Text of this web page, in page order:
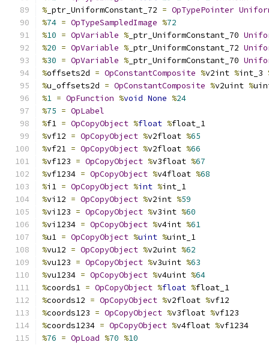
% _ptr_UniformConstant_72 = OpTypePointer
%74 = OpTypeSampledImage %72
%10 = OpVariable % _ptr_UniformConstant_70
%20 = OpVariable % _ptr_UniformConstant_72
%30 = OpVariable % _ptr_UniformConstant_70
%offsets2d = OpConstantComposite %v2int %int_3
%u_offsets2d = OpConstantComposite %v2uint %
%1 = OpFunction %void None %24
%75 = OpLabel
%f1 = OpCopyObject %float %float_1
%vf12 = OpCopyObject %v2float %65
%vf21 = OpCopyObject %v2float %66
%vf123 = OpCopyObject %v3float %67
%vf1234 = OpCopyObject %v4float %68
%i1 = OpCopyObject %int %int_1
%vi12 = OpCopyObject %v2int %59
%vi123 = OpCopyObject %v3int %60
%vi1234 = OpCopyObject %v4int %61
%u1 = OpCopyObject %uint %uint_1
%vu12 = OpCopyObject %v2uint %62
%vu123 = OpCopyObject %v3uint %63
%vu1234 = OpCopyObject %v4uint %64
%coords1 = OpCopyObject %float %float_1
%coords12 = OpCopyObject %v2float %vf12
%coords123 = OpCopyObject %v3float %vf123
%coords1234 = OpCopyObject %v4float %vf1234
%76 = OpLoad %70 %10